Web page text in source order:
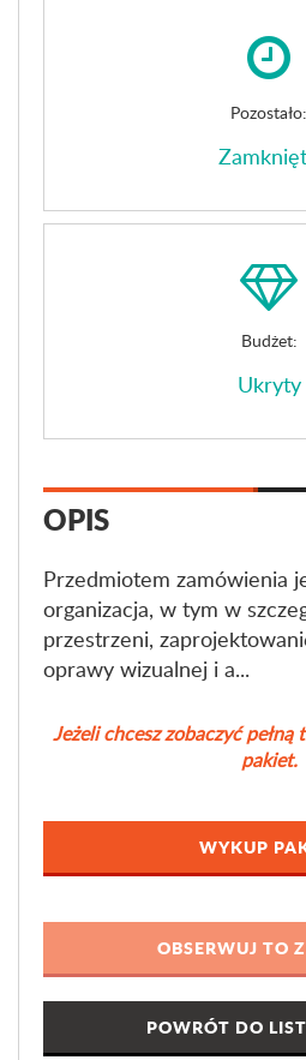
Pozostało:
Budżet:
Ukryty
OPIS
Przedmiotem zamówienia
organizacja, w tym w
przestrzeni,
oprawy wizualnej i a...
Jeżeli chcesz zobaczyć
pakiet.
WYKUP
POWRÓT DO